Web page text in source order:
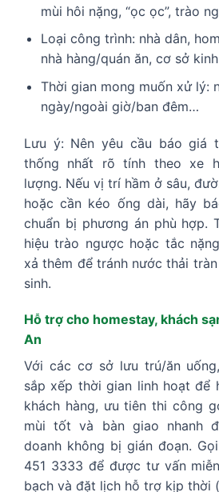
mùi hôi nặng, “ọc ọc”, trào
Loại công trình: nhà dân,
nhà hàng/quán ăn, cơ sở
Thời gian mong muốn xử lý:
ngày/ngoài giờ/ban đêm…
Lưu ý: Nên yêu cầu báo giá
thống nhất rõ tính theo xe
lượng. Nếu vị trí hầm ở sâu,
hoặc cần kéo ống dài, hãy
chuẩn bị phương án phù hợp.
hiệu trào ngược hoặc tắc
xả thêm để tránh nước thải
sinh.
Hỗ trợ cho homestay, khách
An
Với các cơ sở lưu trú/ăn
sắp xếp thời gian linh hoạt để
khách hàng, ưu tiên thi công
mùi tốt và bàn giao nhanh
doanh không bị gián đoạn.
451 3333 để được tư vấn
bạch và đặt lịch hỗ trợ kịp thời